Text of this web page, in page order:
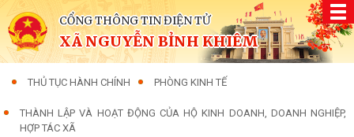
CỔNG THÔNG TIN ĐIỆN TỬ
XÃ NGUYỄN BỈNH KHIÊM
THỦ TỤC HÀNH CHÍNH PHÒNG KINH TẾ
THÀNH LẬP VÀ HOẠT ĐỘNG CỦA HỘ KINH DOANH, DOANH NGHIỆP,
HỢP TÁC XÃ